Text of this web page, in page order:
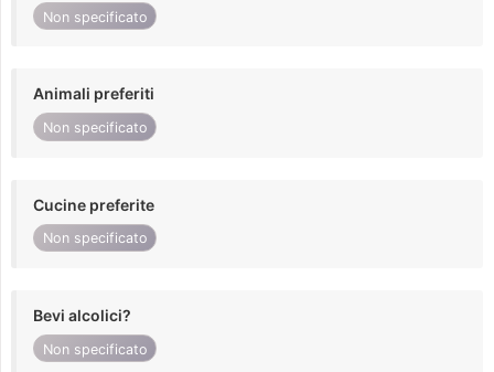
Non specificato
Animali preferiti
Non specificato
Cucine preferite
Non specificato
Bevi alcolici?
Non specificato